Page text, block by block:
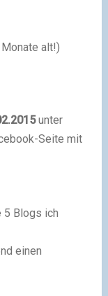
alt!)
unter
Seite mit
5 Blogs ich
einen